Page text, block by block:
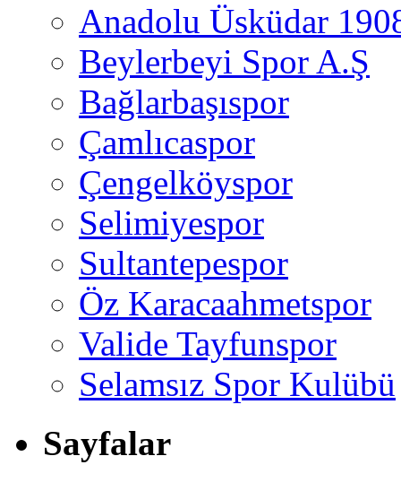
Anadolu Üsküdar
Beylerbeyi Spor A.Ş
Bağlarbaşıspor
Çamlıcaspor
Çengelköyspor
Selimiyespor
Sultantepespor
Öz Karacaahmetspor
Valide Tayfunspor
Selamsız Spor Kulübü
Sayfalar